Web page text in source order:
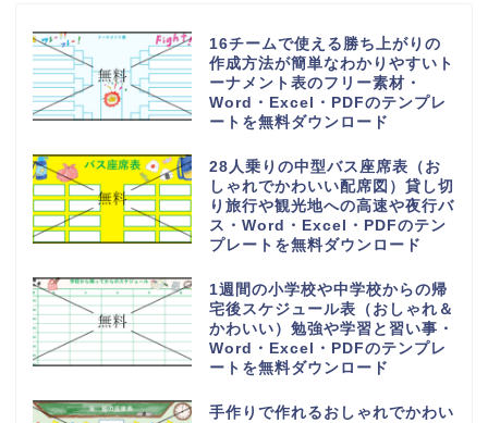
16チームで使える勝ち上がりの
作成方法が簡単なわかりやすいト
ーナメント表のフリー素材・
Word・Excel・PDFのテンプレ
ートを無料ダウンロード
28人乗りの中型バス座席表（お
しゃれでかわいい配席図）貸し切
り旅行や観光地への高速や夜行バ
ス・Word・Excel・PDFのテン
プレートを無料ダウンロード
1週間の小学校や中学校からの帰
宅後スケジュール表（おしゃれ＆
かわいい）勉強や学習と習い事・
Word・Excel・PDFのテンプレ
ートを無料ダウンロード
手作りで作れるおしゃれでかわい